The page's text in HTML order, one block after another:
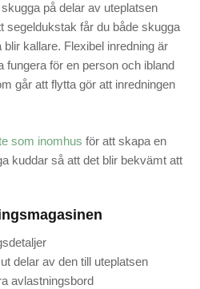
på delar av uteplatsen
segeldukstak får du både skugga
kallare. Flexibel inredning är
för en person och ibland
går att flytta gör att inredningen
som inomhus för att skapa en
kuddar så att det blir bekvämt att
delar av den till uteplatsen
avlastningsbord